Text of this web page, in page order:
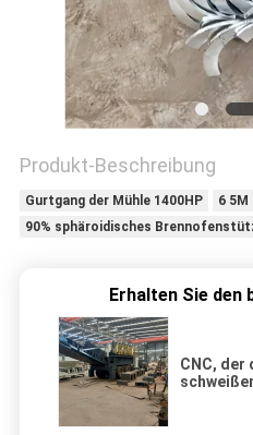
Produkt-Beschreibung
Gurtgang der Mühle 1400HP
6 5M
90% sphäroidisches
Erhalten Sie
CNC,